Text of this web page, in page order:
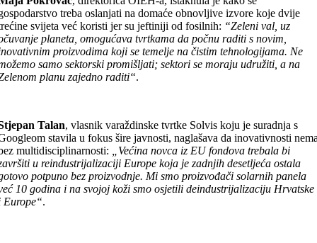
treba oslanjati na domaće obnovljive izvore koje dvije
svijeta već koristi jer su jeftiniji od fosilnih: “Zeleni val, uz
planeta, omogućava tvrtkama da počnu raditi s novim,
proizvodima koji se temelje na čistim tehnologijama. Ne
samo sektorski promišljati; sektori se moraju udružiti, a na
planu zajedno raditi“.
Talan, vlasnik varaždinske tvrtke Solvis koju je suradnja s
stavila u fokus šire javnosti, naglašava da inovativnosti
multidisciplinarnosti:
„Većina novca iz EU fondova trebala bi
u reindustrijalizaciji Europe koja je zadnjih desetljeća ostala
potpuno bez proizvodnje. Mi smo proizvođači solarnih panela
10 godina i na svojoj koži smo osjetili deindustrijalizaciju Hrvatske
Europe“.